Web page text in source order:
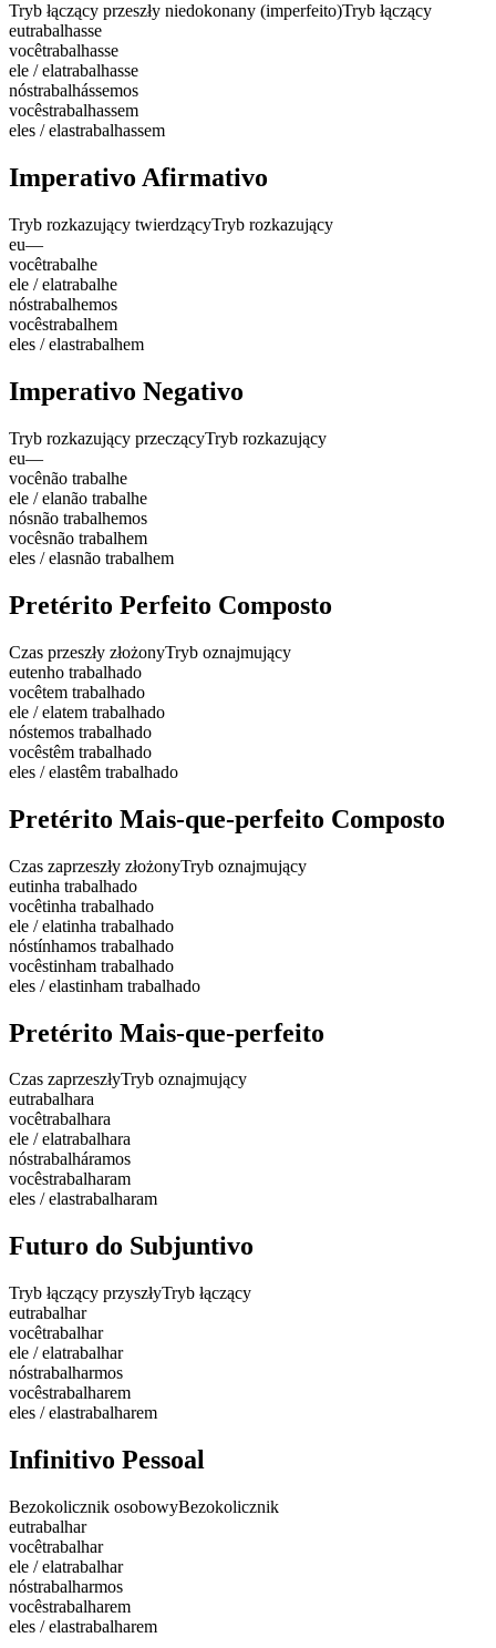
Tryb łączący przeszły niedokonany (imperfeito)Tryb łączący
eutrabalhasse
vocêtrabalhasse
ele / elatrabalhasse
nóstrabalhássemos
vocêstrabalhassem
eles / elastrabalhassem
Imperativo Afirmativo
Tryb rozkazujący twierdzącyTryb rozkazujący
eu—
vocêtrabalhe
ele / elatrabalhe
nóstrabalhemos
vocêstrabalhem
eles / elastrabalhem
Imperativo Negativo
Tryb rozkazujący przeczącyTryb rozkazujący
eu—
vocênão trabalhe
ele / elanão trabalhe
nósnão trabalhemos
vocêsnão trabalhem
eles / elasnão trabalhem
Pretérito Perfeito Composto
Czas przeszły złożonyTryb oznajmujący
eutenho trabalhado
vocêtem trabalhado
ele / elatem trabalhado
nóstemos trabalhado
vocêstêm trabalhado
eles / elastêm trabalhado
Pretérito Mais-que-perfeito Composto
Czas zaprzeszły złożonyTryb oznajmujący
eutinha trabalhado
vocêtinha trabalhado
ele / elatinha trabalhado
nóstínhamos trabalhado
vocêstinham trabalhado
eles / elastinham trabalhado
Pretérito Mais-que-perfeito
Czas zaprzeszłyTryb oznajmujący
eutrabalhara
vocêtrabalhara
ele / elatrabalhara
nóstrabalháramos
vocêstrabalharam
eles / elastrabalharam
Futuro do Subjuntivo
Tryb łączący przyszłyTryb łączący
eutrabalhar
vocêtrabalhar
ele / elatrabalhar
nóstrabalharmos
vocêstrabalharem
eles / elastrabalharem
Infinitivo Pessoal
Bezokolicznik osobowyBezokolicznik
eutrabalhar
vocêtrabalhar
ele / elatrabalhar
nóstrabalharmos
vocêstrabalharem
eles / elastrabalharem